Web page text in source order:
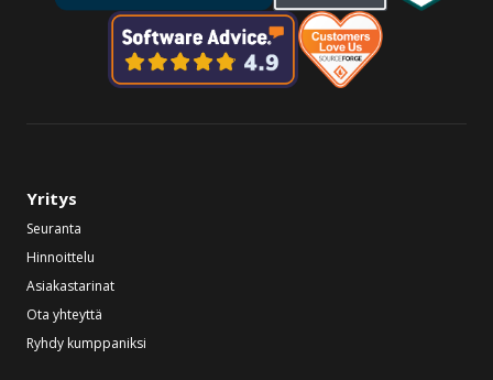
Yritys
Seuranta
Hinnoittelu
Asiakastarinat
Ota yhteyttä
Ryhdy kumppaniksi